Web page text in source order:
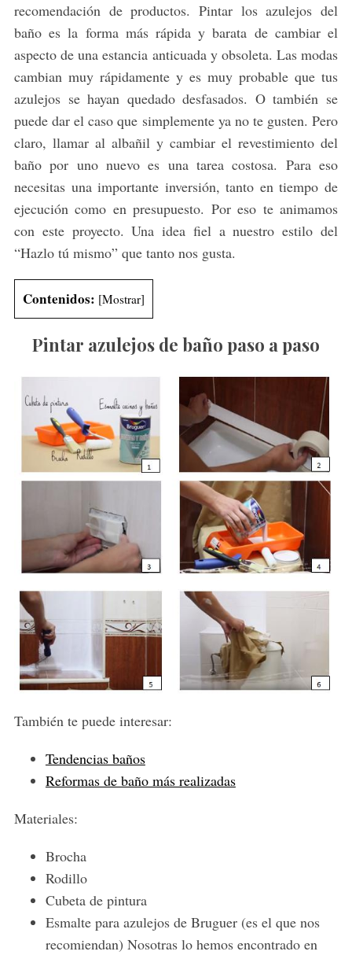
recomendación de productos. Pintar los azulejos del
baño es la forma más rápida y barata de cambiar el
aspecto de una estancia anticuada y obsoleta. Las modas
cambian muy rápidamente y es muy probable que tus
azulejos se hayan quedado desfasados. O también se
puede dar el caso que simplemente ya no te gusten. Pero
claro, llamar al albañil y cambiar el revestimiento del
baño por uno nuevo es una tarea costosa. Para eso
necesitas una importante inversión, tanto en tiempo de
ejecución como en presupuesto. Por eso te animamos
con este proyecto. Una idea fiel a nuestro estilo del
“Hazlo tú mismo” que tanto nos gusta.
Contenidos: [Mostrar]
Pintar azulejos de baño paso a paso
También te puede interesar:
Tendencias baños
Reformas de baño más realizadas
Materiales:
Brocha
Rodillo
Cubeta de pintura
Esmalte para azulejos de Bruguer (es el que nos
recomiendan) Nosotras lo hemos encontrado en